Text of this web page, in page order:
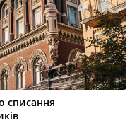
списання